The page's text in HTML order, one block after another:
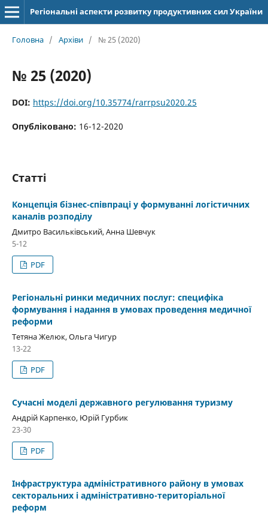
Регіональні аспекти розвитку продуктивних сил України
Головна / Архіви / № 25 (2020)
№ 25 (2020)
DOI: https://doi.org/10.35774/rarrpsu2020.25
Опубліковано: 16-12-2020
Статті
Концепція бізнес-співпраці у формуванні логістичних
каналів розподілу
Дмитро Васильківський, Анна Шевчук
5-12
PDF
Регіональні ринки медичних послуг: специфіка
формування і надання в умовах проведення медичної
реформи
Тетяна Желюк, Ольга Чигур
13-22
PDF
Сучасні моделі державного регулювання туризму
Андрій Карпенко, Юрій Гурбик
23-30
PDF
Інфраструктура адміністративного району в умовах
секторальних і адміністративно-територіальної
реформ